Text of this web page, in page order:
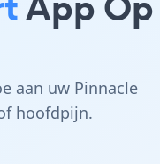
aan uw Pinnacle
hoofdpijn.